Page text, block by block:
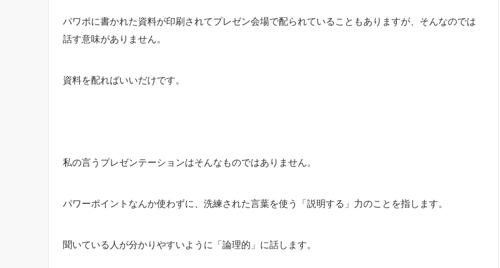
パワポに書かれた資料が印刷されてプレゼン会場で配られていることもありますが、そんなのでは
話す意味がありません。
資料を配ればいいだけです。
私の言うプレゼンテーションはそんなものではありません。
パワーポイントなんか使わずに、洗練された言葉を使う「説明する」力のことを指します。
聞いている人が分かりやすいように「論理的」に話します。